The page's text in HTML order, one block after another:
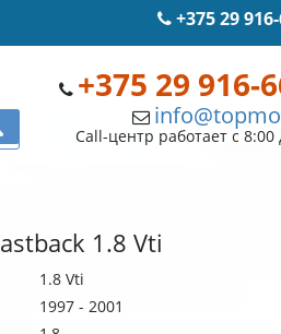
+375 29
+375 29 916-
Call-центр работает с 8:00
1.8 Vti
1.8 Vti
1997 - 2001